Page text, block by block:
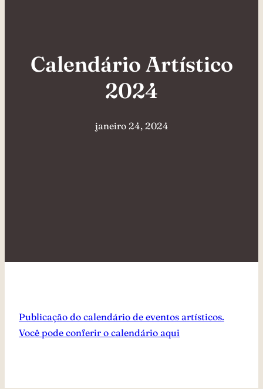
Calendário Artístico
2024
janeiro 24, 2024
Publicação do calendário de eventos artísticos.
Você pode conferir o calendário aqui